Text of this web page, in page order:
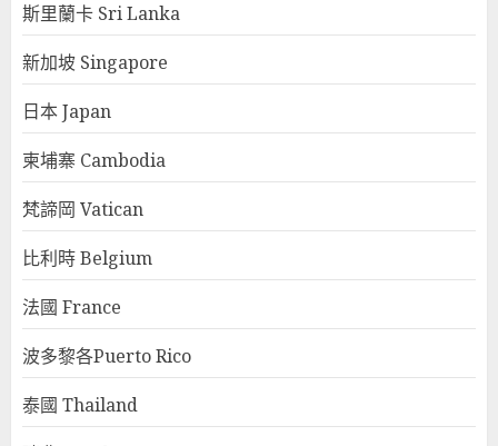
斯里蘭卡 Sri Lanka
新加坡 Singapore
日本 Japan
柬埔寨 Cambodia
梵諦岡 Vatican
比利時 Belgium
法國 France
波多黎各Puerto Rico
泰國 Thailand